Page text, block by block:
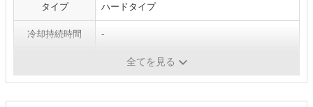
タイプ ハードタイプ
冷却持続時間 -
全てを見る